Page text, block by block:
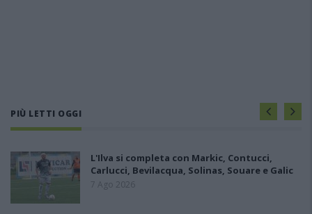
PIÙ LETTI OGGI
L'Ilva si completa con Markic, Contucci,
Carlucci, Bevilacqua, Solinas, Souare e Galic
7 Ago 2026